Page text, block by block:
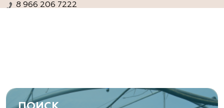
8 966 206 7222
Ростовская область, Ростов-на-Дону,
Левобережная ул, дом № 37